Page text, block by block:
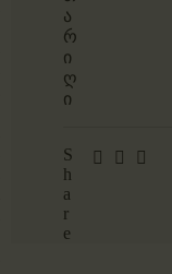
ა
რ
ი
ღ
ი
S
h
a
r
e